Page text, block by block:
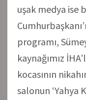
uşak medya ise
programı,
kaynağımız
kocasının
salonun ‘Yahya